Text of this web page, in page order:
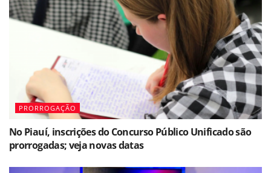
PRORROGAÇÃO
No Piauí, inscrições do Concurso Público Unificado são
prorrogadas; veja novas datas